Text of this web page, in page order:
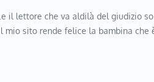
il lettore che va aldilà del giudizio
sito rende felice la bambina che